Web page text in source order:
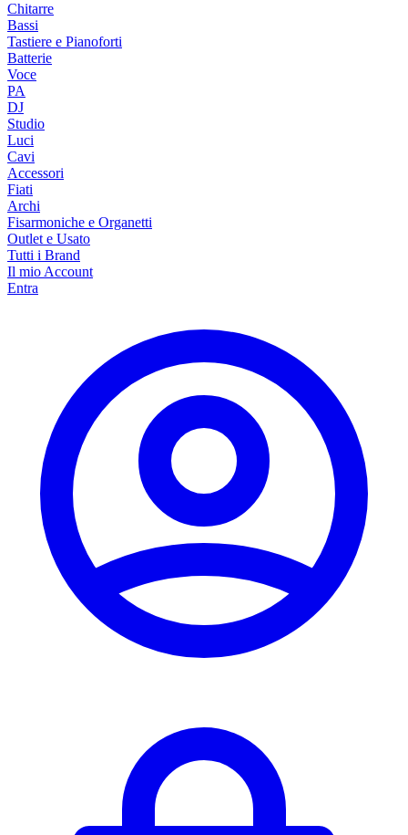
Chitarre
Bassi
Tastiere e Pianoforti
Batterie
Voce
PA
DJ
Studio
Luci
Cavi
Accessori
Fiati
Archi
Fisarmoniche e Organetti
Outlet e Usato
Tutti i Brand
Il mio Account
Entra